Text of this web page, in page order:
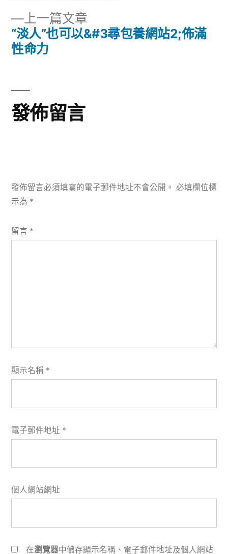
導
覽
上一篇文章
一
“淡人”也可以&#3尋包養網站2;佈滿
性命力
發佈留言
發佈留言必須填寫的電子郵件地址不會公開。 必填欄位標
示為 *
留言 *
顯示名稱 *
電子郵件地址 *
個人網站網址
在瀏覽器中儲存顯示名稱、電子郵件地址及個人網站